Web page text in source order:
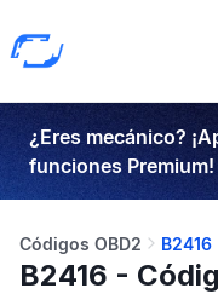
¿Eres mecánico?
funciones Premium!
Códigos OBD2 B2416
B2416 -